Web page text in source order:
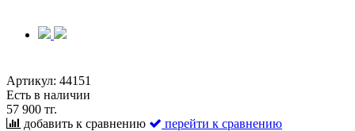
Артикул: 44151
Есть в наличии
57 900 тг.
добавить к сравнению
перейти к сравнению